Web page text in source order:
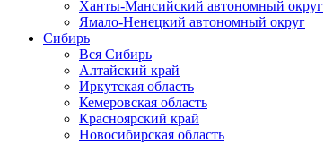
Ханты-Мансийский автономный округ
Ямало-Ненецкий автономный округ
Сибирь
Вся Сибирь
Алтайский край
Иркутская область
Кемеровская область
Красноярский край
Новосибирская область